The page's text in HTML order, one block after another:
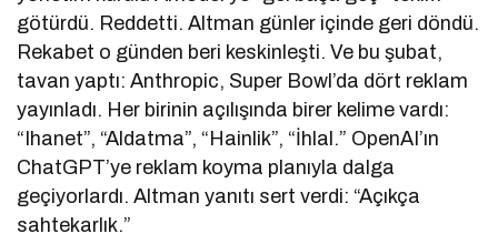
götürdü. Reddetti. Altman günler içinde geri döndü.
Rekabet o günden beri keskinleşti. Ve bu şubat,
tavan yaptı: Anthropic, Super Bowl’da dört reklam
yayınladı. Her birinin açılışında birer kelime vardı:
“Ihanet”, “Aldatma”, “Hainlik”, “İhlal.” OpenAI’ın
ChatGPT’ye reklam koyma planıyla dalga
geçiyorlardı. Altman yanıtı sert verdi: “Açıkça
sahtekarlık.”